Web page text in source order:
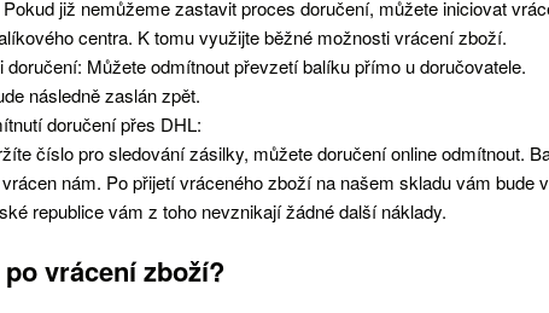
již nemůžeme zastavit proces doručení, můžete iniciovat
centra. K tomu využijte běžné možnosti vrácení zboží.
doručení: Můžete odmítnout převzetí balíku přímo u doručovatele.
následně zaslán zpět.
doručení přes DHL:
číslo pro sledování zásilky, můžete doručení online odmítnout.
nám. Po přijetí vráceného zboží na našem skladu vám bude
republice vám z toho nevznikají žádné další náklady.
vrácení zboží?